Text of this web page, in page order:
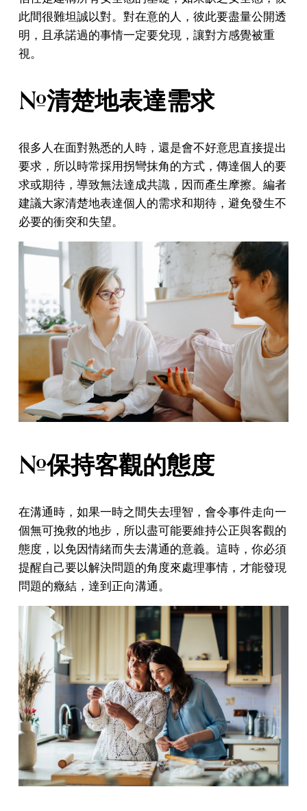
此間很難坦誠以對。對在意的人，彼此要盡量公開透
明，且承諾過的事情一定要兌現，讓對方感覺被重
視。
#清楚地表達需求
很多人在面對熟悉的人時，還是會不好意思直接提出
要求，所以時常採用拐彎抹角的方式，傳達個人的要
求或期待，導致無法達成共識，因而產生摩擦。編者
建議大家清楚地表達個人的需求和期待，避免發生不
必要的衝突和失望。
#保持客觀的態度
在溝通時，如果一時之間失去理智，會令事件走向一
個無可挽救的地步，所以盡可能要維持公正與客觀的
態度，以免因情緒而失去溝通的意義。這時，你必須
提醒自己要以解決問題的角度來處理事情，才能發現
問題的癥結，達到正向溝通。